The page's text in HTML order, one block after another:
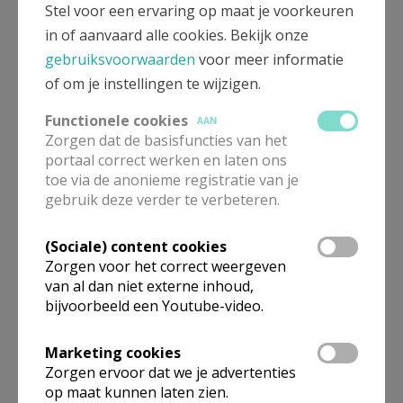
ontspanningsactiviteiten.
Programma & info
Vanuit verschillende opstapplaatsen in het bisdom brengt een
bus je naar het station van Tourcoing, net over de grens in
Frankrijk. Vandaar gaat de reis met de TGV richting Lourdes.
Daar aangekomen, brengt een bus je naar het gekozen hotel.
Tijdens de treinreis zijn er dranken beschikbaar. Bij de
voorzien we dit vanuit de organisatie.
Er is een divers programma. Naar wens kan je deelnemen
aan allerlei vieringen: de eucharistieviering aan de grot, de
internationale viering, de ziekenzalving… We voorzien de
mogelijkheid om vanuit Lourdes op uitstap te gaan in de
Stel voor een ervaring op maat je voorkeuren
in of aanvaard alle cookies. Bekijk onze
gebruiksvoorwaarden voor meer informatie
of om je instellingen te wijzigen.
Functionele cookies
AAN
Zorgen dat de basisfuncties van het
portaal correct werken en laten ons
toe via de anonieme registratie van je
gebruik deze verder te verbeteren.
(Sociale) content cookies
Zorgen voor het correct weergeven
van al dan niet externe inhoud,
bijvoorbeeld een Youtube-video.
Marketing cookies
Zorgen ervoor dat we je advertenties
op maat kunnen laten zien.